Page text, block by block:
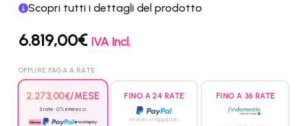
Scopri tutti i dettagli del prodotto
6.819,00€ IVA Incl.
OPPURE PAGA A RATE:
2.273,00€/MESE
3 rate · 0% interessi
FINO A 24 RATE
interessi applicati
FINO A 36 RATE